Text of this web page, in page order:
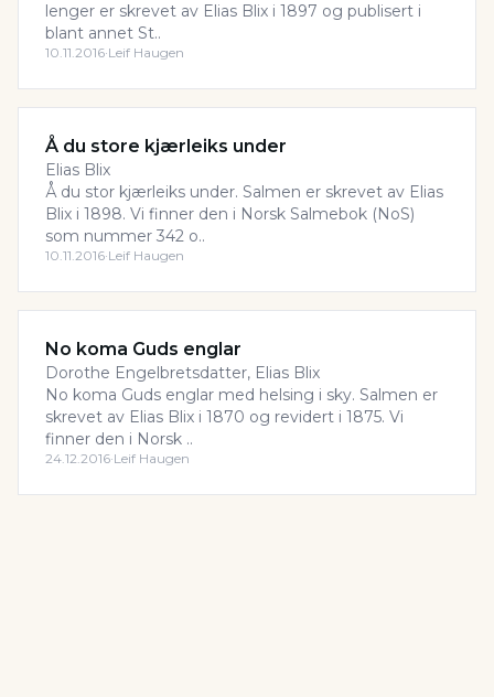
lenger er skrevet av Elias Blix i 1897 og publisert i
blant annet St..
10.11.2016·Leif Haugen
Å du store kjærleiks under
Elias Blix
Å du stor kjærleiks under. Salmen er skrevet av Elias
Blix i 1898. Vi finner den i Norsk Salmebok (NoS)
som nummer 342 o..
10.11.2016·Leif Haugen
No koma Guds englar
Dorothe Engelbretsdatter, Elias Blix
No koma Guds englar med helsing i sky. Salmen er
skrevet av Elias Blix i 1870 og revidert i 1875. Vi
finner den i Norsk ..
24.12.2016·Leif Haugen